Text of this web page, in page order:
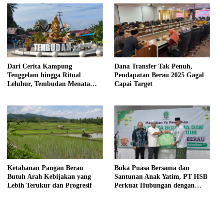
Dari Cerita Kampung
Tenggelam hingga Ritual
Leluhur, Tembudan Menata
Dana Transfer Tak Penuh,
Pendapatan Berau 2025 Gagal
Capai Target
Ketahanan Pangan Berau
Butuh Arah Kebijakan yang
Lebih Terukur dan Progresif
Buka Puasa Bersama dan
Santunan Anak Yatim, PT HSB
Perkuat Hubungan dengan